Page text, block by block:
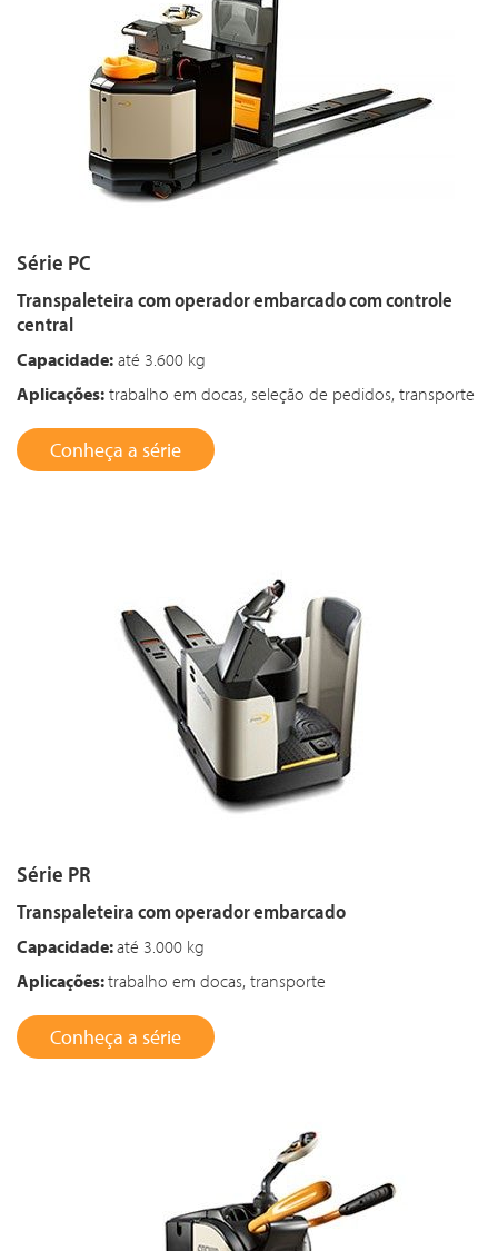
Série PC
Transpaleteira com operador embarcado com controle
central
Capacidade: até 3.600 kg
Aplicações: trabalho em docas, seleção de pedidos, transporte
Conheça a série
Série PR
Transpaleteira com operador embarcado
Capacidade:até 3.000 kg
Aplicações:trabalho em docas, transporte
Conheça a série